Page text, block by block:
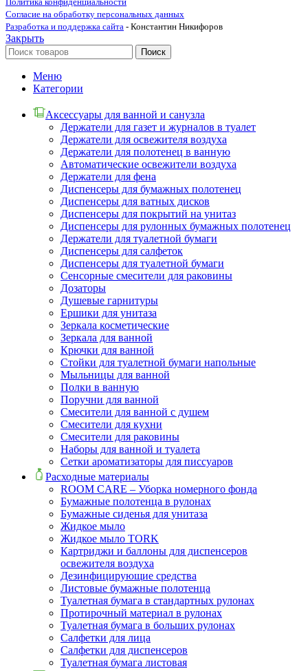
Согласие на обработку персональных данных
Разработка и поддержка сайта - Константин Никифоров
Закрыть
Поиск
Меню
Категории
Аксессуары для ванной и санузла
Держатели для газет и журналов в туалет
Держатели для освежителя воздуха
Держатели для полотенец в ванную
Автоматические освежители воздуха
Держатели для фена
Диспенсеры для бумажных полотенец
Диспенсеры для ватных дисков
Диспенсеры для покрытий на унитаз
Диспенсеры для рулонных бумажных полотенец
Держатели для туалетной бумаги
Диспенсеры для салфеток
Диспенсеры для туалетной бумаги
Сенсорные смесители для раковины
Дозаторы
Душевые гарнитуры
Ершики для унитаза
Зеркала косметические
Зеркала для ванной
Крючки для ванной
Стойки для туалетной бумаги напольные
Мыльницы для ванной
Полки в ванную
Поручни для ванной
Смесители для ванной с душем
Смесители для кухни
Смесители для раковины
Наборы для ванной и туалета
Сетки ароматизаторы для писсуаров
Расходные материалы
ROOM CARE – Уборка номерного фонда
Бумажные полотенца в рулонах
Бумажные сиденья для унитаза
Жидкое мыло
Жидкое мыло TORK
Картриджи и баллоны для диспенсеров
освежителя воздуха
Дезинфицирующие средства
Листовые бумажные полотенца
Туалетная бумага в стандартных рулонах
Протирочный материал в рулонах
Туалетная бумага в больших рулонах
Салфетки для лица
Салфетки для диспенсеров
Туалетная бумага листовая